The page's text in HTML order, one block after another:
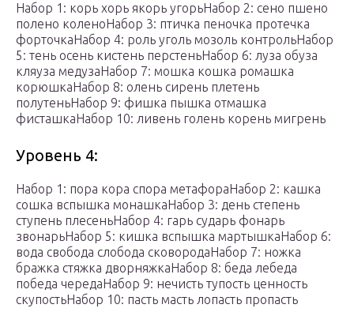
Набор 1: корь хорь якорь угорьНабор 2: сено пшено
полено коленоНабор 3: птичка пеночка протечка
форточкаНабор 4: роль уголь мозоль контрольНабор
5: тень осень кистень перстеньНабор 6: луза обуза
кляуза медузаНабор 7: мошка кошка ромашка
корюшкаНабор 8: олень сирень плетень
полутеньНабор 9: фишка пышка отмашка
фисташкаНабор 10: ливень голень корень мигрень
Уровень 4:
Набор 1: пора кора спора метафораНабор 2: кашка
сошка вспышка монашкаНабор 3: день степень
ступень плесеньНабор 4: гарь сударь фонарь
звонарьНабор 5: кишка вспышка мартышкаНабор 6:
вода свобода слобода сковородаНабор 7: ножка
бражка стяжка дворняжкаНабор 8: беда лебеда
победа чередаНабор 9: нечисть тупость ценность
скупостьНабор 10: пасть масть лопасть пропасть